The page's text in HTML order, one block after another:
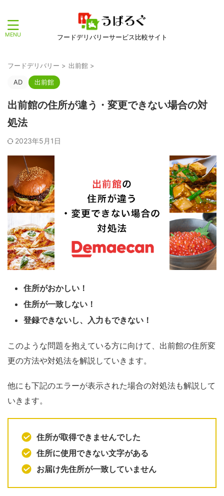
フードデリバリーサービス比較サイト
フードデリバリー > 出前館 >
AD 出前館
出前館の住所が違う・変更できない場合の対
処法
2023年5月1日
住所がおかしい！
住所が一致しない！
登録できないし、入力もできない！
このような問題を抱えている方に向けて、出前館の住所変
更の方法や対処法を解説していきます。
他にも下記のエラーが表示された場合の対処法も解説して
いきます。
住所が取得できませんでした
住所に使用できない文字がある
お届け先住所が一致していません